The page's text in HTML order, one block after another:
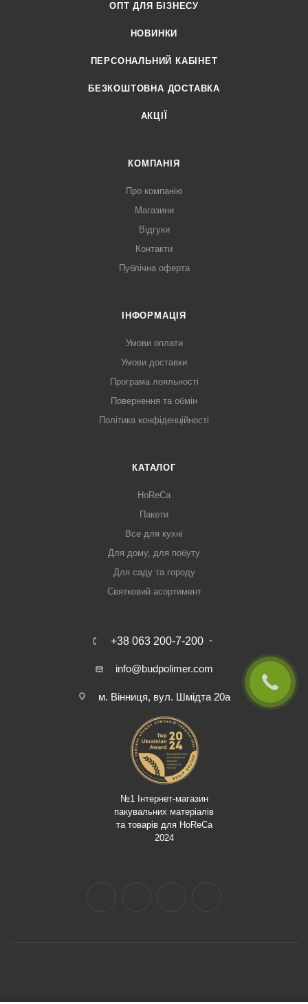
ОПТ ДЛЯ БІЗНЕСУ
НОВИНКИ
ПЕРСОНАЛЬНИЙ КАБІНЕТ
БЕЗКОШТОВНА ДОСТАВКА
АКЦІЇ
КОМПАНІЯ
Про компанію
Магазини
Відгуки
Контакти
Публічна оферта
ІНФОРМАЦІЯ
Умови оплати
Умови доставки
Програма лояльності
Повернення та обмін
Політика конфіденційності
КАТАЛОГ
HoReCa
Пакети
Все для кухні
Для дому, для побуту
Для саду та городу
Святковий асортимент
+38 063 200-7-200
info@budpolimer.com
м. Вінниця, вул. Шмідта 20а
№1 Інтернет-магазин
пакувальних матеріалів
та товарів для HoReCa
2024